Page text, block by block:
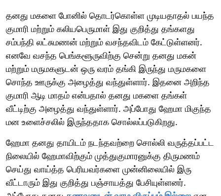
தனது மகளை போனில் தொடர்கொள்ள முடியதாதல் பயந்த
குமாரி மற்றும் கலியபெருமாள் இது குறித்து தங்களது
சம்பந்தி லட்சுமணன் மற்றும் வசந்தவிடம் கேட்டுள்ளனர்.
எனவே வசந்த பெங்களூருவிற்கு சென்று தனது மகன்
மற்றும் மருமகளுடன் ஒரு வரம் தங்கி இருந்து மருமகளை
சொந்த ஊருக்கு அழைத்து வந்துள்ளார். இதனை அறிந்த
குமாரி ஆடி மாதம் என்பதால் தனது மகளை தங்கள்
வீட்டிற்கு அழைத்து வந்துள்ளார். அப்போது ஹேமா மிகுந்த
மன உளைச்சலில் இருந்ததாக சொல்லப்படுகிறது.
ஹேமா தனது தாயிடம் நடந்தவற்றை சொல்லி வருத்தப்பட்ட
நிலையில் ஹேமாவிற்கும் முத்துகுமாரனுக்கு திருமணம்
செய்து வாய்த்த பெரியவர்களை முன்னிலையில் இரு
வீட்டாரும் இது குறித்து பஞ்சாயத்து பேசியுள்ளனர்.